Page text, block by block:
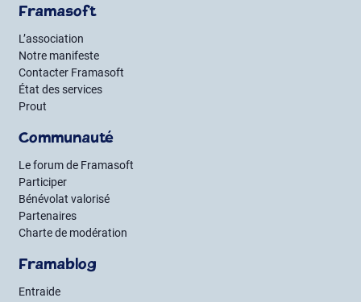
Framasoft
L’association
Notre manifeste
Contacter Framasoft
État des services
Prout
Communauté
Le forum de Framasoft
Participer
Bénévolat valorisé
Partenaires
Charte de modération
Framablog
Entraide